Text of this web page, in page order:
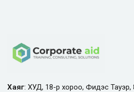
Хаяг: ХУД, 18-р хороо, Фидэс Тауэр,